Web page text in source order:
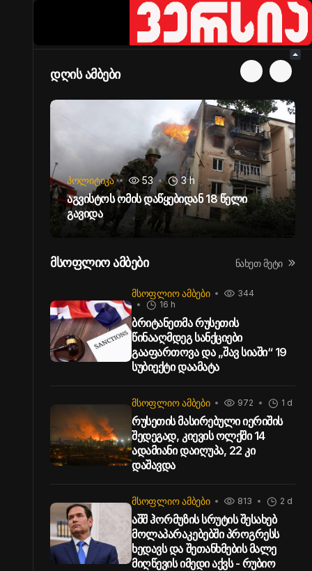
დღის ამბები
ᲞᲝᲚᲘᲢᲘᲙᲐ 53 3 h
Აგვისტოს Ომის Დაწყებიდან 18 Წელი
Გავიდა
მსოფლიო ამბები ნახეთ მეტი
ᲛᲡᲝᲤᲚᲘᲝ ᲐᲛᲑᲔᲑᲘ
344
16 h
ბრიტანეთმა რუსეთის
წინააღმდეგ სანქციები
გააფართოვა და „შავ სიაში“ 19
სუბიექტი დაამატა
ᲛᲡᲝᲤᲚᲘᲝ ᲐᲛᲑᲔᲑᲘ 972 1 d
რუსეთის მასირებული იერიშის
შედეგად, კიევის ოლქში 14
ადამიანი დაიღუპა, 22 კი
დაშავდა
ᲛᲡᲝᲤᲚᲘᲝ ᲐᲛᲑᲔᲑᲘ 813 2 d
აშშ ჰორმუზის სრუტის შესახებ
მოლაპარაკებებში პროგრესს
ხედავს და შეთანხმების მალე
მიღწევის იმედი აქვს - რუბიო